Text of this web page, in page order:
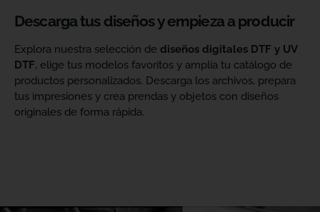
Descarga tus diseños y empieza a producir
Explora nuestra selección de diseños digitales DTF y UV
DTF, elige tus modelos favoritos y amplía tu catálogo de
productos personalizados. Descarga los archivos, prepara
tus impresiones y crea prendas y objetos con diseños
originales de forma rápida.